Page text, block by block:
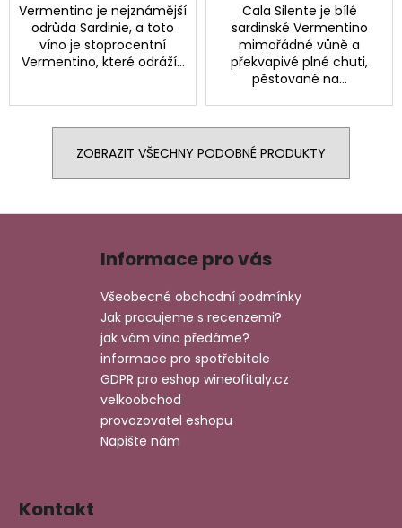
Vermentino je nejznámější
odrůda Sardinie, a toto
víno je stoprocentní
Vermentino, které odráží...
Cala Silente je bílé
sardinské Vermentino
mimořádné vůně a
překvapivé plné chuti,
pěstované na...
ZOBRAZIT VŠECHNY PODOBNÉ PRODUKTY
Informace pro vás
Všeobecné obchodní podmínky
Jak pracujeme s recenzemi?
jak vám víno předáme?
informace pro spotřebitele
GDPR pro eshop wineofitaly.cz
velkoobchod
provozovatel eshopu
Napište nám
Kontakt